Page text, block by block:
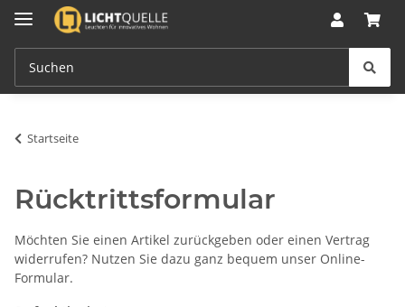
Startseite
Rücktrittsformular
Möchten Sie einen Artikel zurückgeben oder einen Vertrag
widerrufen? Nutzen Sie dazu ganz bequem unser Online-
Formular.